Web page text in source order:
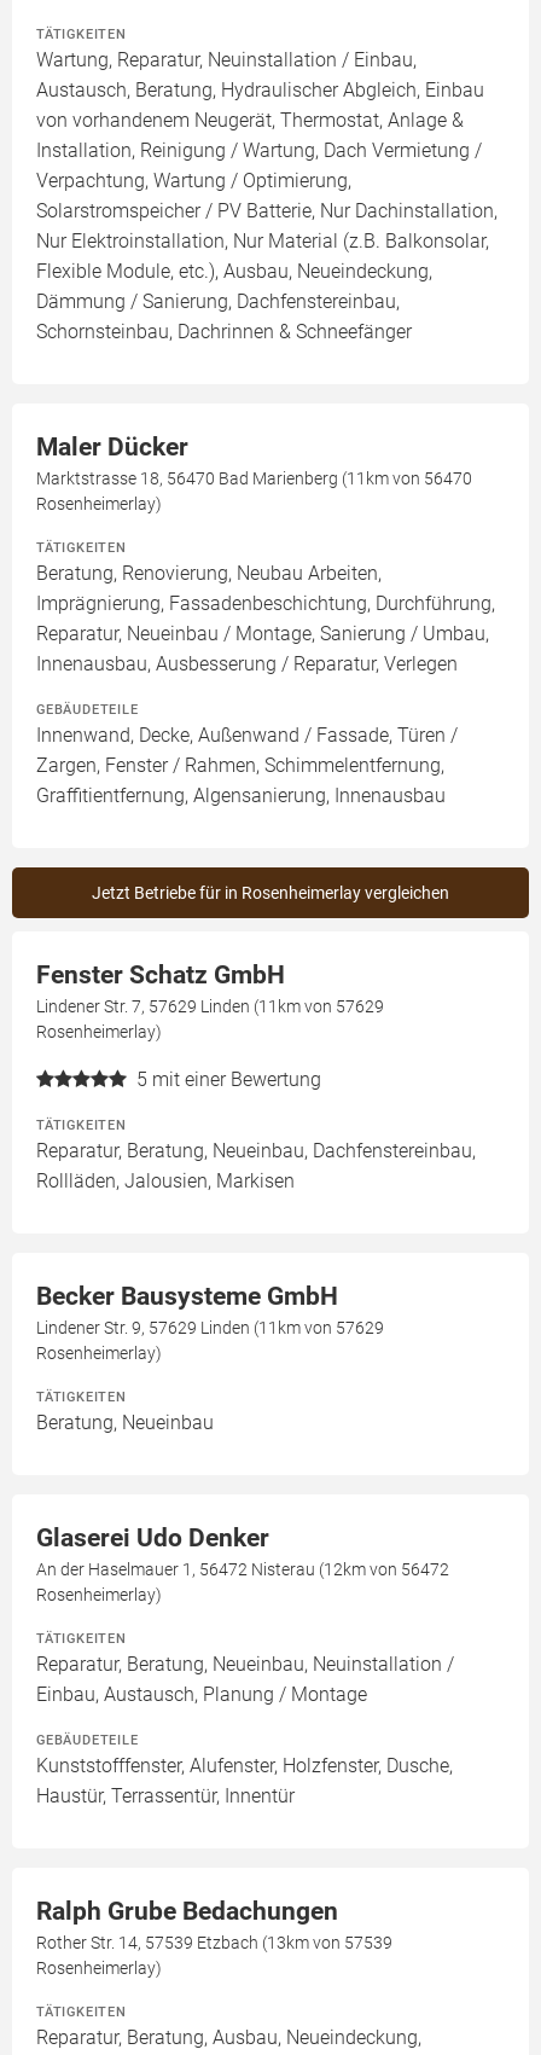
TÄTIGKEITEN
Wartung, Reparatur, Neuinstallation / Einbau,
Austausch, Beratung, Hydraulischer Abgleich, Einbau
von vorhandenem Neugerät, Thermostat, Anlage &
Installation, Reinigung / Wartung, Dach Vermietung /
Verpachtung, Wartung / Optimierung,
Solarstromspeicher / PV Batterie, Nur Dachinstallation,
Nur Elektroinstallation, Nur Material (z.B. Balkonsolar,
Flexible Module, etc.), Ausbau, Neueindeckung,
Dämmung / Sanierung, Dachfenstereinbau,
Schornsteinbau, Dachrinnen & Schneefänger
Maler Dücker
Marktstrasse 18, 56470 Bad Marienberg (11km von 56470
Rosenheimerlay)
TÄTIGKEITEN
Beratung, Renovierung, Neubau Arbeiten,
Imprägnierung, Fassadenbeschichtung, Durchführung,
Reparatur, Neueinbau / Montage, Sanierung / Umbau,
Innenausbau, Ausbesserung / Reparatur, Verlegen
GEBÄUDETEILE
Innenwand, Decke, Außenwand / Fassade, Türen /
Zargen, Fenster / Rahmen, Schimmelentfernung,
Graffitientfernung, Algensanierung, Innenausbau
Jetzt Betriebe für in Rosenheimerlay vergleichen
Fenster Schatz GmbH
Lindener Str. 7, 57629 Linden (11km von 57629
Rosenheimerlay)
5 mit einer Bewertung
TÄTIGKEITEN
Reparatur, Beratung, Neueinbau, Dachfenstereinbau,
Rollläden, Jalousien, Markisen
Becker Bausysteme GmbH
Lindener Str. 9, 57629 Linden (11km von 57629
Rosenheimerlay)
TÄTIGKEITEN
Beratung, Neueinbau
Glaserei Udo Denker
An der Haselmauer 1, 56472 Nisterau (12km von 56472
Rosenheimerlay)
TÄTIGKEITEN
Reparatur, Beratung, Neueinbau, Neuinstallation /
Einbau, Austausch, Planung / Montage
GEBÄUDETEILE
Kunststofffenster, Alufenster, Holzfenster, Dusche,
Haustür, Terrassentür, Innentür
Ralph Grube Bedachungen
Rother Str. 14, 57539 Etzbach (13km von 57539
Rosenheimerlay)
TÄTIGKEITEN
Reparatur, Beratung, Ausbau, Neueindeckung,